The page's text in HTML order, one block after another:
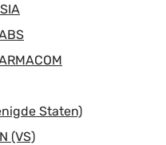
Staten)
(VS)